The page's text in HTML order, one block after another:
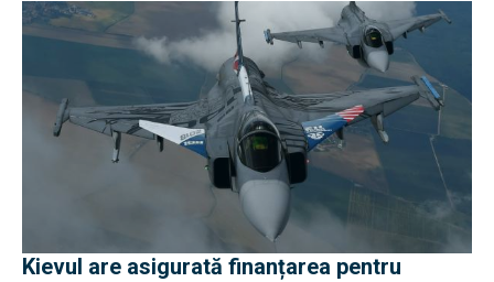
Kievul are asigurată finanțarea pentru